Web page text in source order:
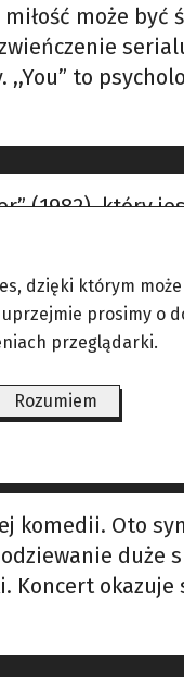
może
to
(1982), który
–
„Zmuszał
ale jest
bohater
w
komedii. Oto
duże
dzięki którym może
uprzejmie prosimy o
przeglądarki.
Rozumiem